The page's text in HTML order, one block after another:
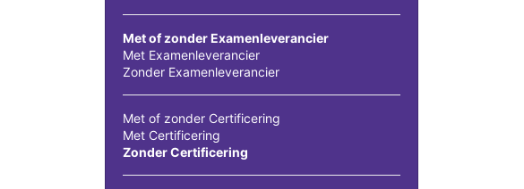
Met of zonder Examenleverancier
Met Examenleverancier
Zonder Examenleverancier
Met of zonder Certificering
Met Certificering
Zonder Certificering